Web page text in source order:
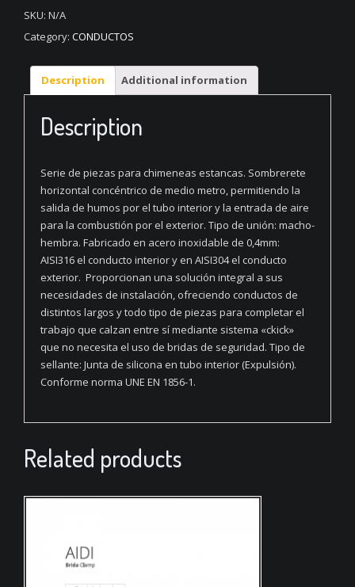
en
Inoxidable
quantity
SKU: N/A
Category: CONDUCTOS
Description Additional information
Description
Serie de piezas para chimeneas estancas. Sombrerete
horizontal concéntrico de medio metro, permitiendo la
salida de humos por el tubo interior y la entrada de aire
para la combustión por el exterior. Tipo de unión: macho-
hembra. Fabricado en acero inoxidable de 0,4mm:
AISI316 el conducto interior y en AISI304 el conducto
exterior. Proporcionan una solución integral a sus
necesidades de instalación, ofreciendo conductos de
distintos largos y todo tipo de piezas para completar el
trabajo que calzan entre sí mediante sistema «ckick»
que no necesita el uso de bridas de seguridad. Tipo de
sellante: Junta de silicona en tubo interior (Expulsión).
Conforme norma UNE EN 1856-1.
Related products